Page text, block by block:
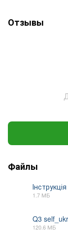
Отзывы
Файлы
1.7 МБ
Q3 self_ukr
120.6 МБ